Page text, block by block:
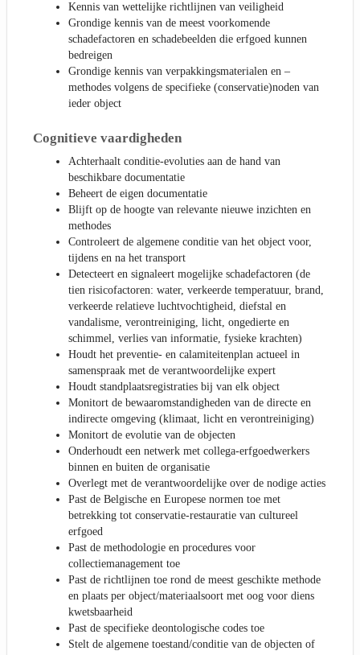
Kennis van wettelijke richtlijnen van veiligheid
Grondige kennis van de meest voorkomende
schadefactoren en schadebeelden die erfgoed kunnen
bedreigen
Grondige kennis van verpakkingsmaterialen en –
methodes volgens de specifieke (conservatie)noden van
ieder object
Cognitieve vaardigheden
Achterhaalt conditie-evoluties aan de hand van
beschikbare documentatie
Beheert de eigen documentatie
Blijft op de hoogte van relevante nieuwe inzichten en
methodes
Controleert de algemene conditie van het object voor,
tijdens en na het transport
Detecteert en signaleert mogelijke schadefactoren (de
tien risicofactoren: water, verkeerde temperatuur, brand,
verkeerde relatieve luchtvochtigheid, diefstal en
vandalisme, verontreiniging, licht, ongedierte en
schimmel, verlies van informatie, fysieke krachten)
Houdt het preventie- en calamiteitenplan actueel in
samenspraak met de verantwoordelijke expert
Houdt standplaatsregistraties bij van elk object
Monitort de bewaaromstandigheden van de directe en
indirecte omgeving (klimaat, licht en verontreiniging)
Monitort de evolutie van de objecten
Onderhoudt een netwerk met collega-erfgoedwerkers
binnen en buiten de organisatie
Overlegt met de verantwoordelijke over de nodige acties
Past de Belgische en Europese normen toe met
betrekking tot conservatie-restauratie van cultureel
erfgoed
Past de methodologie en procedures voor
collectiemanagement toe
Past de richtlijnen toe rond de meest geschikte methode
en plaats per object/materiaalsoort met oog voor diens
kwetsbaarheid
Past de specifieke deontologische codes toe
Stelt de algemene toestand/conditie van de objecten of